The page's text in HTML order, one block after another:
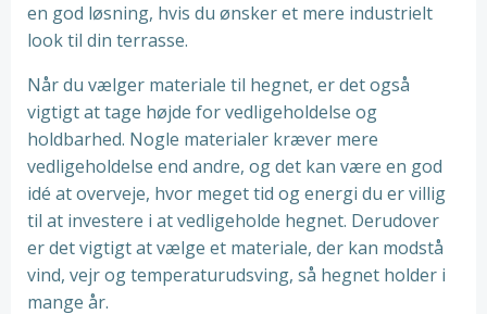
en god løsning, hvis du ønsker et mere industrielt
look til din terrasse.
Når du vælger materiale til hegnet, er det også
vigtigt at tage højde for vedligeholdelse og
holdbarhed. Nogle materialer kræver mere
vedligeholdelse end andre, og det kan være en god
idé at overveje, hvor meget tid og energi du er villig
til at investere i at vedligeholde hegnet. Derudover
er det vigtigt at vælge et materiale, der kan modstå
vind, vejr og temperaturudsving, så hegnet holder i
mange år.